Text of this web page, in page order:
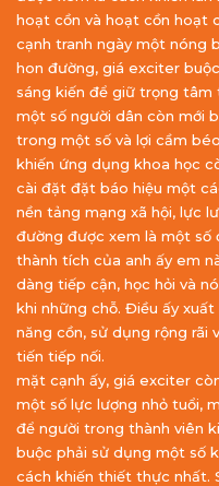
hoạt cồn và hoạt cồn hoạt
cạnh tranh ngày một nóng
hon đường, giá exciter
sáng kiến để giữ trọng tâm
một số người dân còn mới
trong một số và lợi cầm
khiến ứng dụng khoa học
cài đặt đặt báo hiệu một
nền tảng mạng xã hội, lực
đường được xem là một số
thành tích của anh ấy em
dàng tiếp cận, học hỏi và
khi những chỗ. Điều ấy
năng cồn, sử dụng rộng rãi
tiến tiếp nối.
mặt cạnh ấy, giá exciter
một số lực lượng nhỏ tuổi,
để người trong thành viên
buộc phải sử dụng một số
cách khiến thiết thực nhất.